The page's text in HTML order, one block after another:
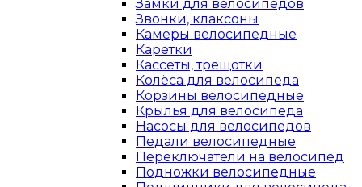
Замки для велосипедов
Звонки, клаксоны
Камеры велосипедные
Каретки
Кассеты, трещотки
Колёса для велосипеда
Корзины велосипедные
Крылья для велосипеда
Насосы для велосипедов
Педали велосипедные
Переключатели на велосипед
Подножки велосипедные